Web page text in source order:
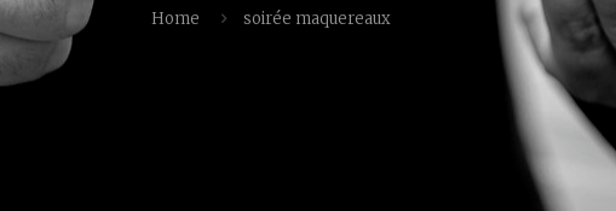
Home soirée maquereaux